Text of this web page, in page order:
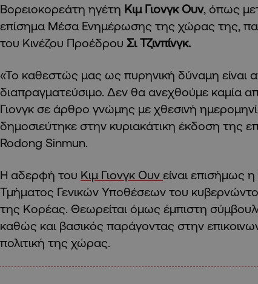
Βορειοκορεάτη ηγέτη Κιμ Γιονγκ Ουν, όπως
επίσημα Μέσα Ενημέρωσης της χώρας της,
του Κινέζου Προέδρου Σι Τζινπίνγκ.
«Το καθεστώς μας ως πυρηνική δύναμη είναι
διαπραγματεύσιμο. Δεν θα ανεχθούμε καμία
Γιονγκ σε άρθρο γνώμης με χθεσινή
δημοσιεύτηκε στην κυριακάτικη έκδοση της
Rodong Sinmun.
Η αδερφή του Κιμ Γιονγκ Ουν είναι επισήμως
Τμήματος Γενικών Υποθέσεων του
της Κορέας. Θεωρείται όμως έμπιστη
καθώς και βασικός παράγοντας στην
πολιτική της χώρας.